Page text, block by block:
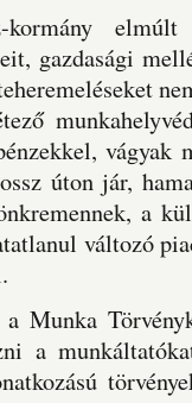
kormány
gazdasági
vágyak
úton jár,
a
változó
Munka
a